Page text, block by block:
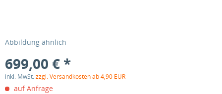
Abbildung ähnlich
699,00 € *
inkl. MwSt.zzgl. Versandkosten ab 4,90 EUR
auf Anfrage